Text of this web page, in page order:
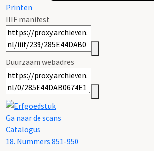
Printen
IIIF manifest
Duurzaam webadres
Ga naar de scans
Catalogus
18. Nummers 851-950